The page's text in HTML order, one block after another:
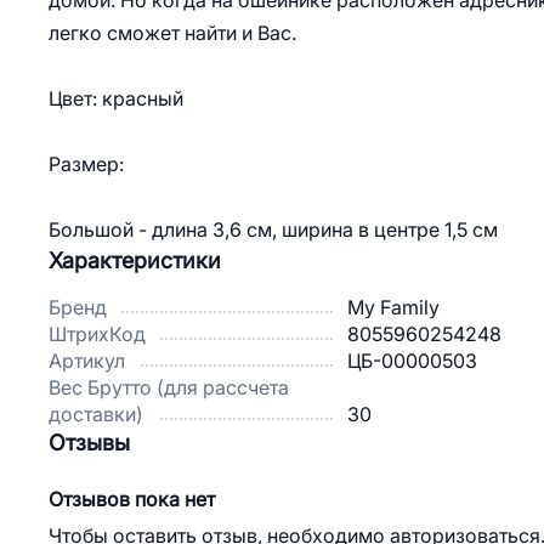
легко сможет найти и Вас.
Цвет: красный
Размер:
Большой - длина 3,6 см, ширина в центре 1,5 см
Характеристики
Бренд
My Family
ШтрихКод
8055960254248
Артикул
ЦБ-00000503
Вес Брутто (для рассчета
доставки)
30
Отзывы
Отзывов пока нет
Чтобы оставить отзыв, необходимо авторизоваться.